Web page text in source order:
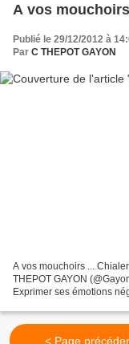
A vos
Publié le 29/12/2012 à
Par C THEPOT GAYON
A vos mouchoirs ...
THEPOT GAYON
Exprimer ses émotions
< Page